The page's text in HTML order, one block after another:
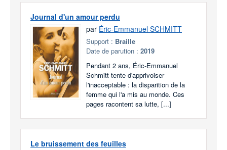
Journal d'un amour perdu
par Éric-Emmanuel SCHMITT
Support : Braille
Date de parution : 2019
Pendant 2 ans, Éric-Emmanuel
Schmitt tente d'apprivoiser
l'inacceptable : la disparition de la
femme qui l'a mis au monde. Ces
pages racontent sa lutte, [...]
Le bruissement des feuilles